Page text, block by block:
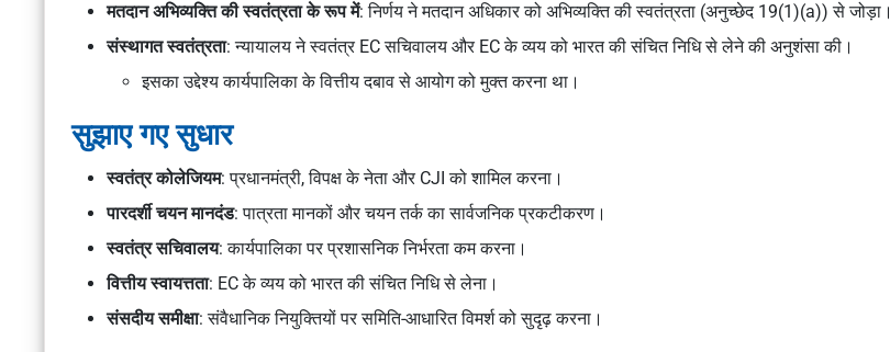
मतदान अभिव्यक्ति की स्वतंत्रता के रूप में: निर्णय ने मतदान अधिकार को अभिव्यक्ति की स्वतंत्रता (अनुच्छेद 19(1)(a)) से जोड़ा।
संस्थागत स्वतंत्रता: न्यायालय ने स्वतंत्र EC सचिवालय और EC के व्यय को भारत की संचित निधि से लेने की अनुशंसा की।
इसका उद्देश्य कार्यपालिका के वित्तीय दबाव से आयोग को मुक्त करना था।
सुझाए गए सुधार
स्वतंत्र कोलेजियम: प्रधानमंत्री, विपक्ष के नेता और CJI को शामिल करना।
पारदर्शी चयन मानदंड: पात्रता मानकों और चयन तर्क का सार्वजनिक प्रकटीकरण।
स्वतंत्र सचिवालय: कार्यपालिका पर प्रशासनिक निर्भरता कम करना।
वित्तीय स्वायत्तता: EC के व्यय को भारत की संचित निधि से लेना।
संसदीय समीक्षा: संवैधानिक नियुक्तियों पर समिति-आधारित विमर्श को सुदृढ़ करना।